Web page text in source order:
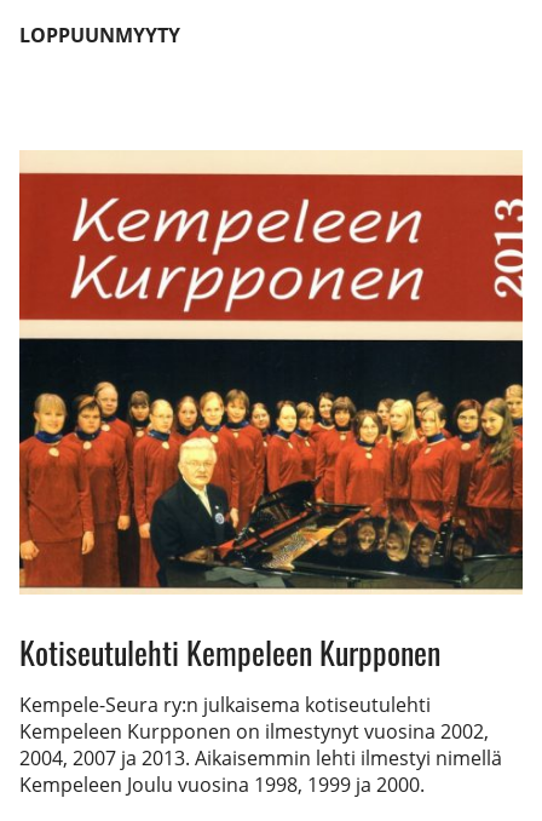
LOPPUUNMYYTY
Kotiseutulehti Kempeleen Kurpponen
Kempele-Seura ry:n julkaisema kotiseutulehti
Kempeleen Kurpponen on ilmestynyt vuosina 2002,
2004, 2007 ja 2013. Aikaisemmin lehti ilmestyi nimellä
Kempeleen Joulu vuosina 1998, 1999 ja 2000.